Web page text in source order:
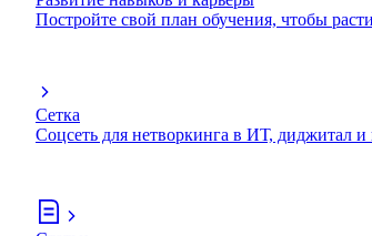
Постройте свой план обучения, чтобы
Сетка
Соцсеть для нетворкинга в ИТ, диджитал и